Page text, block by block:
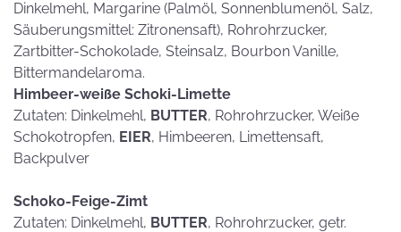
Dinkelmehl, Margarine (Palmöl, Sonnenblumenöl, Salz,
Säuberungsmittel: Zitronensaft), Rohrohrzucker,
Zartbitter-Schokolade, Steinsalz, Bourbon Vanille,
Bittermandelaroma.
Himbeer-weiße Schoki-Limette
Zutaten: Dinkelmehl, BUTTER, Rohrohrzucker, Weiße
Schokotropfen, EIER, Himbeeren, Limettensaft,
Backpulver
Schoko-Feige-Zimt
Zutaten: Dinkelmehl, BUTTER, Rohrohrzucker, getr.